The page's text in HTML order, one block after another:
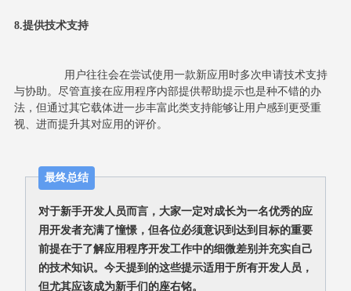
8.提供技术支持
与协助。尽管直接在应用程序内部提供帮助提示也是种不错的办
法，但通过其它载体进一步丰富此类支持能够让用户感到更受重
视、进而提升其对应用的评价。
最终总结
对于新手开发人员而言，大家一定对成长为一名优秀的应
用开发者充满了憧憬，但各位必须意识到达到目标的重要
前提在于了解应用程序开发工作中的细微差别并充实自己
的技术知识。今天提到的这些提示适用于所有开发人员，
但尤其应该成为新手们的座右铭。